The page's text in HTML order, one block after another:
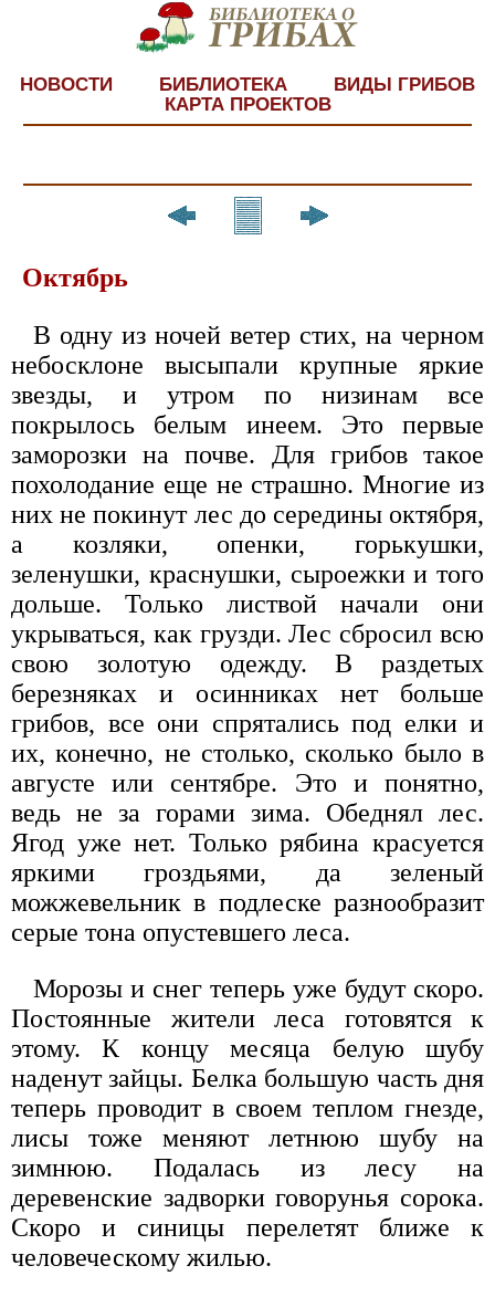
НОВОСТИ БИБЛИОТЕКА
ВИДЫ ГРИБОВ
КАРТА ПРОЕКТОВ
Октябрь
В одну из ночей ветер стих, на черном
небосклоне высыпали крупные яркие
звезды, и утром по низинам все
покрылось белым инеем. Это первые
заморозки на почве. Для грибов такое
похолодание еще не страшно. Многие из
них не покинут лес до середины октября,
а козляки, опенки, горькушки,
зеленушки, краснушки, сыроежки и того
дольше. Только листвой начали они
укрываться, как грузди. Лес сбросил всю
свою золотую одежду. В раздетых
березняках и осинниках нет больше
грибов, все они спрятались под елки и
их, конечно, не столько, сколько было в
августе или сентябре. Это и понятно,
ведь не за горами зима. Обеднял лес.
Ягод уже нет. Только рябина красуется
яркими гроздьями, да зеленый
можжевельник в подлеске разнообразит
серые тона опустевшего леса.
Морозы и снег теперь уже будут скоро.
Постоянные жители леса готовятся к
этому. К концу месяца белую шубу
наденут зайцы. Белка большую часть дня
теперь проводит в своем теплом гнезде,
лисы тоже меняют летнюю шубу на
зимнюю. Подалась из лесу на
деревенские задворки говорунья сорока.
Скоро и синицы перелетят ближе к
человеческому жилью.